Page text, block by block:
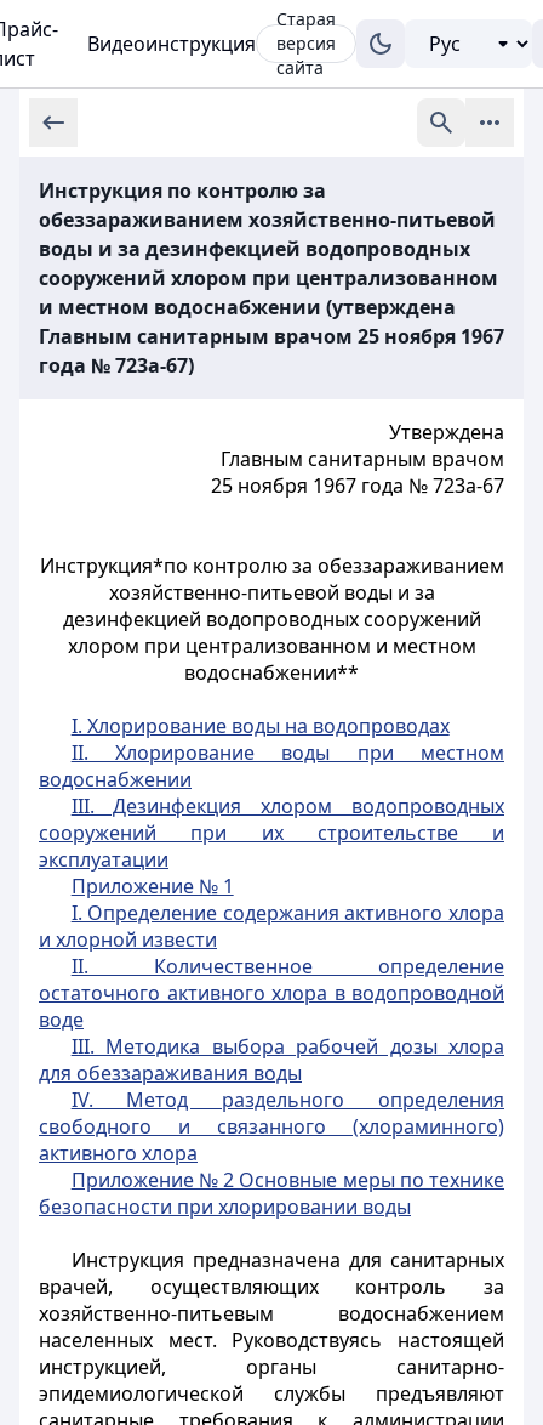
Видеоинструкция
Старая
версия
сайта
Инструкция по контролю за
обеззараживанием хозяйственно-питьевой
воды и за дезинфекцией водопроводных
сооружений хлором при централизованном
и местном водоснабжении (утверждена
Главным санитарным врачом 25 ноября 1967
года № 723а-67)
Утверждена
Главным санитарным врачом
25 ноября 1967 года № 723а-67
Инструкция*по контролю за обеззараживанием
хозяйственно-питьевой воды и за
дезинфекцией водопроводных сооружений
хлором при централизованном и местном
водоснабжении**
I. Хлорирование воды на водопроводах
II. Хлорирование воды при местном
водоснабжении
III. Дезинфекция хлором водопроводных
сооружений при их строительстве и
эксплуатации
Приложение № 1
I. Определение содержания активного хлора
и хлорной извести
II. Количественное определение
остаточного активного хлора в водопроводной
воде
III. Методика выбора рабочей дозы хлора
для обеззараживания воды
IV. Метод раздельного определения
свободного и связанного (хлораминного)
активного хлора
Приложение № 2 Основные меры по технике
безопасности при хлорировании воды
Инструкция предназначена для санитарных
врачей, осуществляющих контроль за
хозяйственно-питьевым водоснабжением
населенных мест. Руководствуясь настоящей
инструкцией, органы санитарно-
эпидемиологической службы предъявляют